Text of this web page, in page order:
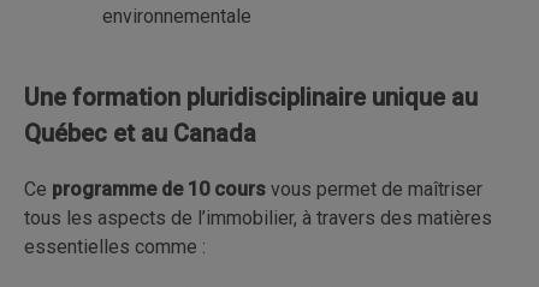
environnementale
Une formation pluridisciplinaire unique au
Québec et au Canada
Ce programme de 10 cours vous permet de maîtriser
tous les aspects de l’immobilier, à travers des matières
essentielles comme :